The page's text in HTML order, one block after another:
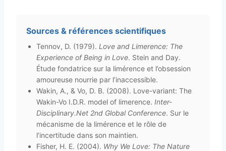
Sources & références scientifiques
Tennov, D. (1979). Love and Limerence: The
Experience of Being in Love. Stein and Day.
Étude fondatrice sur la limérence et l’obsession
amoureuse nourrie par l’inaccessible.
Wakin, A., & Vo, D. B. (2008). Love-variant: The
Wakin-Vo I.D.R. model of limerence. Inter-
Disciplinary.Net 2nd Global Conference. Sur le
mécanisme de la limérence et le rôle de
l’incertitude dans son maintien.
Fisher, H. E. (2004). Why We Love: The Nature